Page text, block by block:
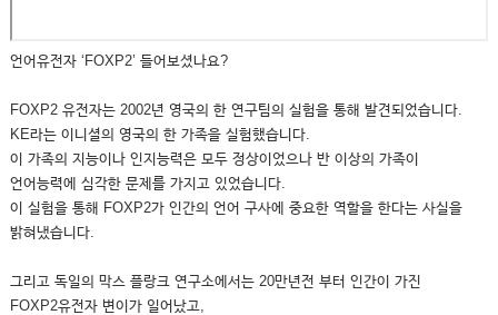
언어유전자 ‘FOXP2’ 들어보셨나요?
FOXP2 유전자는 2002년 영국의 한 연구팀의 실험을 통해 발견되었습니다.
KE라는 이니셜의 영국의 한 가족을 실험했습니다.
이 가족의 지능이나 인지능력은 모두 정상이었으나 반 이상의 가족이
언어능력에 심각한 문제를 가지고 있었습니다.
이 실험을 통해 FOXP2가 인간의 언어 구사에 중요한 역할을 한다는 사실을
밝혀냈습니다.
그리고 독일의 막스 플랑크 연구소에서는 20만년전 부터 인간이 가진
FOXP2유전자 변이가 일어났고,